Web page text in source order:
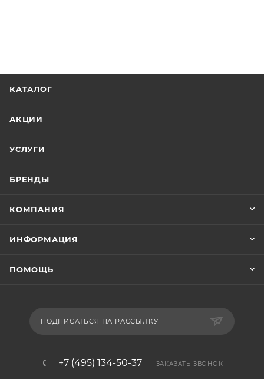
КАТАЛОГ
АКЦИИ
УСЛУГИ
БРЕНДЫ
КОМПАНИЯ
ИНФОРМАЦИЯ
ПОМОЩЬ
ПОДПИСАТЬСЯ НА РАССЫЛКУ
+7 (495) 134-50-37 ЗАКАЗАТЬ ЗВОНОК